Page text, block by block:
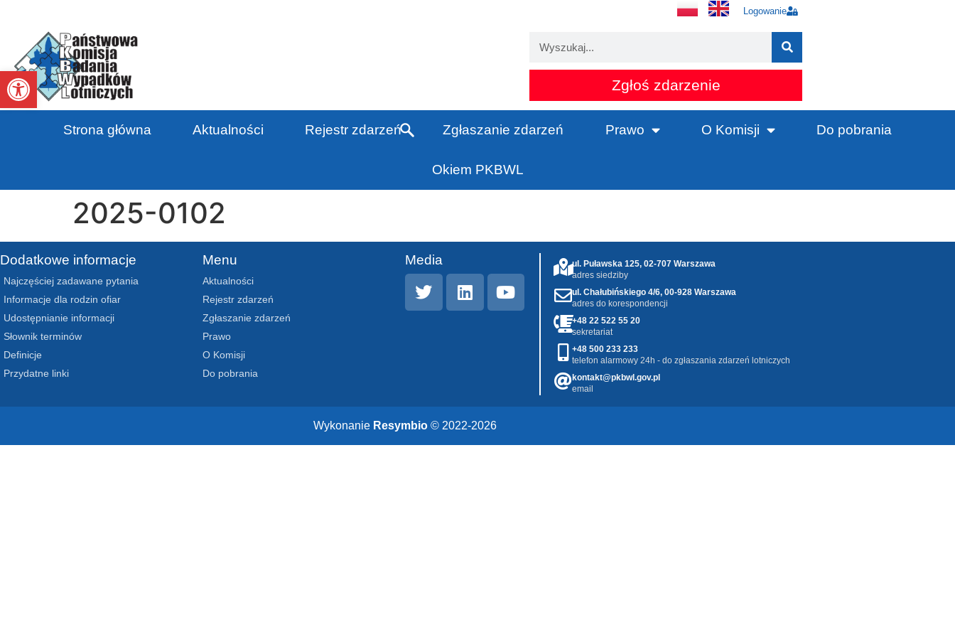
Otwórz pasek narzędzi
Logowanie
Zgłoś zdarzenie
Strona główna Aktualności Rejestr zdarzeń Zgłaszanie zdarzeń Prawo O Komisji Do pobrania
Okiem PKBWL
2025-0102
Dodatkowe informacje
Najczęściej zadawane pytania
Informacje dla rodzin ofiar
Udostępnianie informacji
Słownik terminów
Definicje
Przydatne linki
Menu
Aktualności
Rejestr zdarzeń
Zgłaszanie zdarzeń
Prawo
O Komisji
Do pobrania
Media
ul. Puławska 125, 02-707 Warszawa
adres siedziby
ul. Chałubińskiego 4/6, 00-928 Warszawa
adres do korespondencji
+48 22 522 55 20
sekretariat
+48 500 233 233
telefon alarmowy 24h - do zgłaszania zdarzeń lotniczych
kontakt@pkbwl.gov.pl
email
Wykonanie Resymbio © 2022-2026